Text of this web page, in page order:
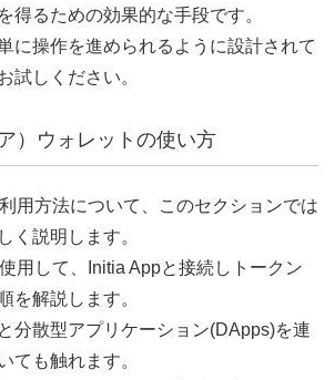
得るための効果的な手段です。
に操作を進められるように設計されて
試しください。
）ウォレットの使い方
用方法について、このセクションでは
く説明します。
用して、Initia Appと接続しトークン
を解説します。
分散型アプリケーション(DApps)を連
ても触れます。